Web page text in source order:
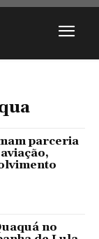
parceria
no